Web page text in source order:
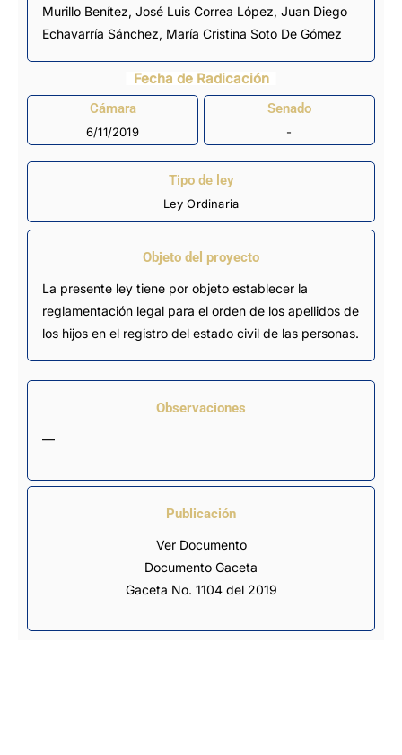
Murillo Benítez, José Luis Correa López, Juan Diego
Echavarría Sánchez, María Cristina Soto De Gómez
Fecha de Radicación
Cámara
6/11/2019
Senado
-
Tipo de ley
Ley Ordinaria
Objeto del proyecto
La presente ley tiene por objeto establecer la
reglamentación legal para el orden de los apellidos de
los hijos en el registro del estado civil de las personas.
Observaciones
—
Publicación
Ver Documento
Documento Gaceta
Gaceta No. 1104 del 2019